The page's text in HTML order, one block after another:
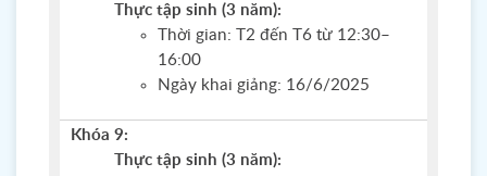
Thực tập sinh (3 năm):
Thời gian: T2 đến T6 từ 12:30–
16:00
Ngày khai giảng: 16/6/2025
Khóa 9:
Thực tập sinh (3 năm):